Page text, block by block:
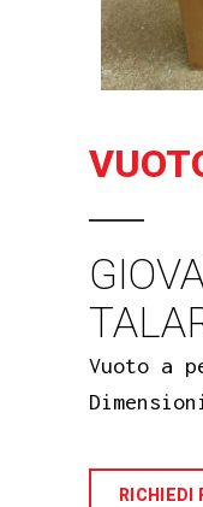
Vuoto a
RICHIEDI